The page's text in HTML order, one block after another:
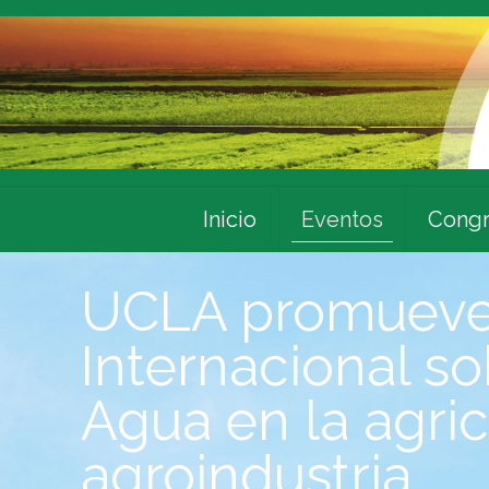
Inicio Eventos
UCLA
Internacional
Agua en la
agroindustria